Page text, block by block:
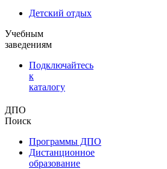
Детский отдых
Учебным
заведениям
Подключайтесь
к
каталогу
ДПО
Поиск
Программы ДПО
Дистанционное
образование